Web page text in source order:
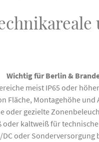
Wichtig für Berlin &
meist IP65 oder
Fläche, Montagehöhe und
oder gezielte
oder kaltweiß für
DC oder Sonderversorgung